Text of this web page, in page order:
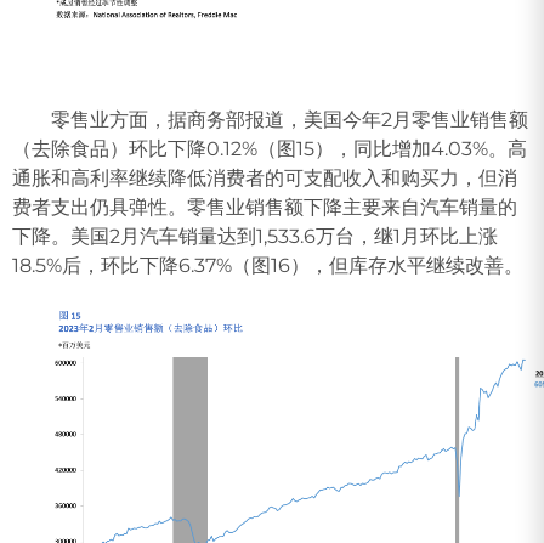
零售业方面，据商务部报道，美国今年2月零售业销售额
（去除食品）环比下降0.12%（图15），同比增加4.03%。高
通胀和高利率继续降低消费者的可支配收入和购买力，但消
费者支出仍具弹性。零售业销售额下降主要来自汽车销量的
下降。美国2月汽车销量达到1,533.6万台，继1月环比上涨
18.5%后，环比下降6.37%（图16），但库存水平继续改善。